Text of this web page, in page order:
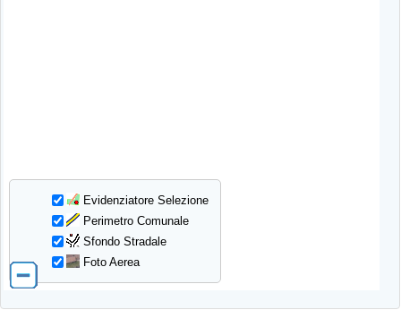
Evidenziatore Selezione
Perimetro Comunale
Sfondo Stradale
Foto Aerea